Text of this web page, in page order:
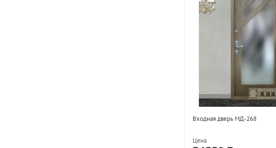
Входная дверь МД-268
Цена